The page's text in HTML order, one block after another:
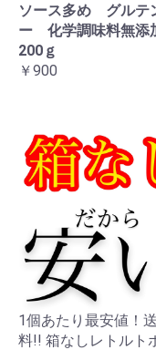
ソース多め グルテ
ー 化学調味料無
200ｇ
￥900
1個あたり最安値！
料!! 箱なしレトルト